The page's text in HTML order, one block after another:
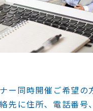
ー同時開催ご希望の
先に住所、電話番号